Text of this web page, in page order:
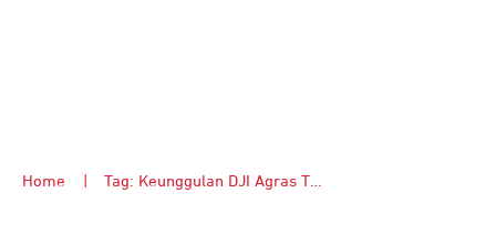
Home Tag: Keunggulan DJI Agras T50